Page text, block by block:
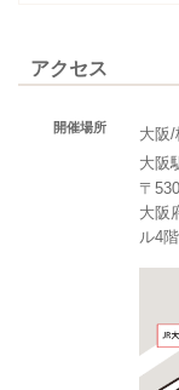
アクセス
開催場所
大阪
大阪
〒
大阪
ル4階